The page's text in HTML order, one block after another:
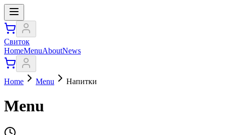
Свиток
HomeMenuAboutNews
Home Menu Напитки
Menu